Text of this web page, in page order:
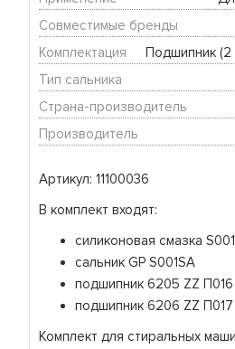
Артикул: 11100036
В комплект входят:
силиконовая смазка S001
сальник GP S001SA
подшипник 6205 ZZ П016
подшипник 6206 ZZ П017
Комплект для стиральных
Совместимые бренды
Комплектация
Подшипник (2
Тип сальника
Страна-производитель
Производитель